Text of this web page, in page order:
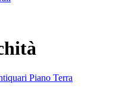
Piano Terra